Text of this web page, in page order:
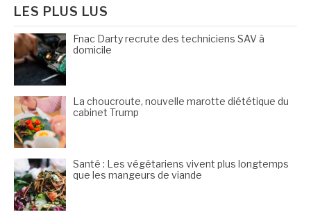
LES PLUS LUS
Fnac Darty recrute des techniciens SAV à
domicile
La choucroute, nouvelle marotte diététique du
cabinet Trump
Santé : Les végétariens vivent plus longtemps
que les mangeurs de viande